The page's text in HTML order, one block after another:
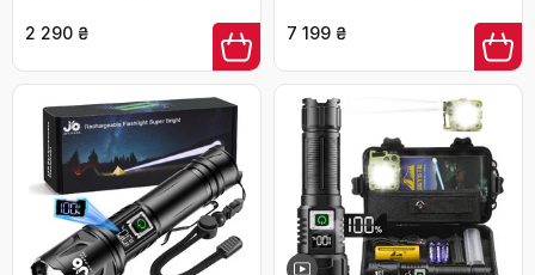
кемпінгу, туризму, дітей,
2 290 ₴
акумуляторний
7 199 ₴